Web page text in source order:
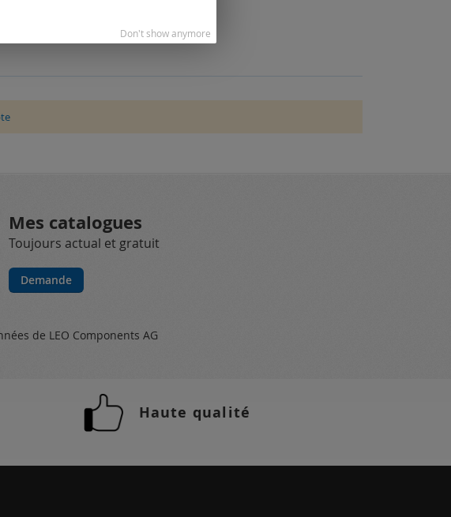
Mes catalogues
Toujours actual et gratuit
Demande
de LEO Components AG
Haute qualité
Don't show anymore